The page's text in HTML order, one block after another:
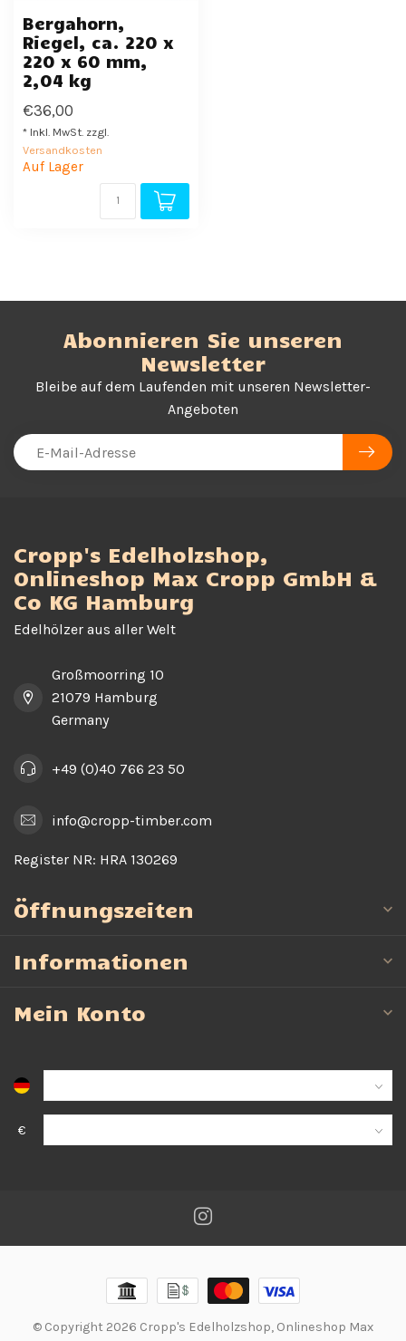
Bergahorn,
Riegel, ca. 220 x
220 x 60 mm,
2,04 kg
€36,00
* Inkl. MwSt. zzgl.
Versandkosten
Auf Lager
Abonnieren Sie unseren
Newsletter
Bleibe auf dem Laufenden mit unseren Newsletter-
Angeboten
Cropp's Edelholzshop,
Onlineshop Max Cropp GmbH &
Co KG Hamburg
Edelhölzer aus aller Welt
Großmoorring 10
21079 Hamburg
Germany
+49 (0)40 766 23 50
info@cropp-timber.com
Register NR: HRA 130269
Öffnungszeiten
Informationen
Mein Konto
€
© Copyright 2026 Cropp's Edelholzshop, Onlineshop Max